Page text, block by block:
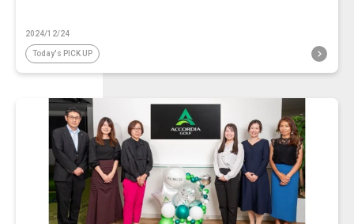
2024/12/24
Today's PICK UP